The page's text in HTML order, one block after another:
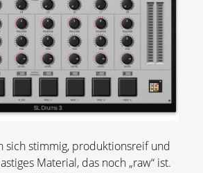
sich stimmig, produktionsreif und
Material, das noch „raw“ ist.